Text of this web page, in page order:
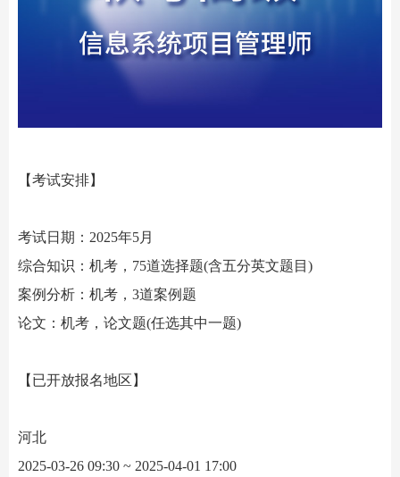
【考试安排】
考试日期： 2025年5月
综合知识：机考， 75道选择题(含五分英文题目)
案例分析：机考， 3道案例题
论文：机考，论文题(任选其中一题)
【已开放报名地区】
河北
2025-03-26 09:30 ~ 2025-04-01 17:00